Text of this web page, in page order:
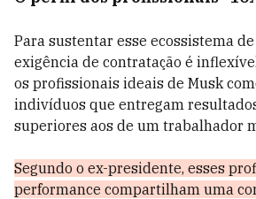
Para sustentar esse ecossistema
exigência de contratação é
os profissionais ideais de Musk
indivíduos que entregam
superiores aos de um trabalhador
Segundo o ex-presidente, esses
performance compartilham uma